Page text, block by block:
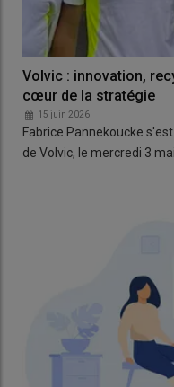
Volvic : innovation,
cœur de la stratégie
15 juin 2026
Fabrice Pannekoucke
de Volvic, le mercredi 3